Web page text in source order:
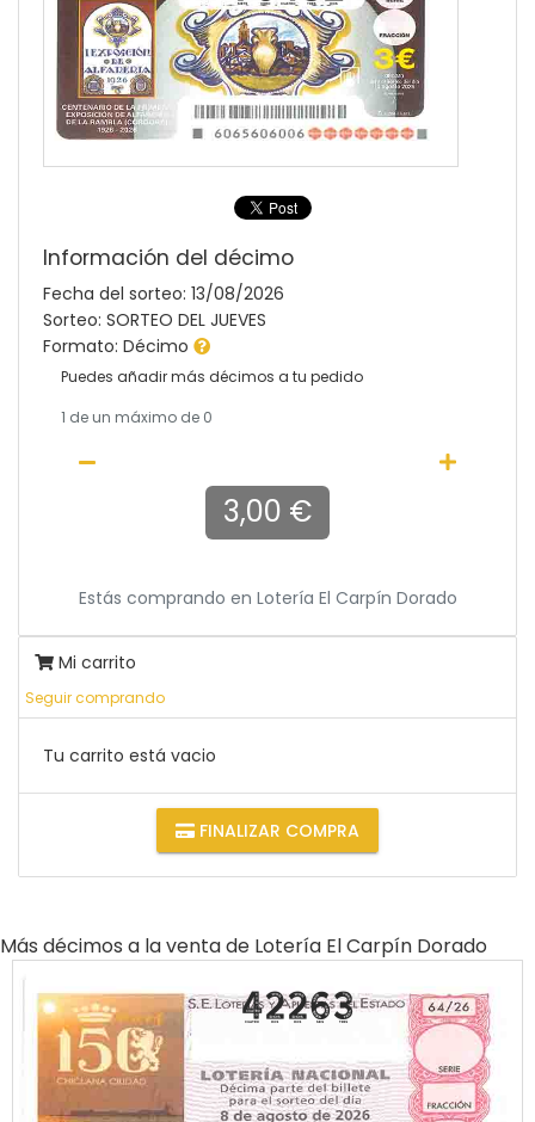
Información del décimo
Fecha del sorteo: 13/08/2026
Sorteo: SORTEO DEL JUEVES
Formato: Décimo
Puedes añadir más décimos a tu pedido
1 de un máximo de 0
3,00 €
Estás comprando en Lotería El Carpín Dorado
Mi carrito
Seguir comprando
Tu carrito está vacio
FINALIZAR COMPRA
Más décimos a la venta de Lotería El Carpín Dorado
42263